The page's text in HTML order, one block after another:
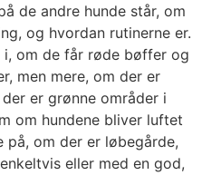
de andre hunde står, om
og hvordan rutinerne er.
om de får røde bøffer og
men mere, om der er
er grønne områder i
om hundene bliver luftet
på, om der er løbegårde,
eller med en god,